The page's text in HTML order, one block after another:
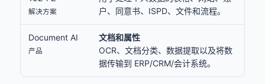
解决方案
户、同意书、ISPD、文件和流程。
Document AI
产品
文档和属性
OCR、文档分类、数据提取以及将数
据传输到 ERP/CRM/会计系统。